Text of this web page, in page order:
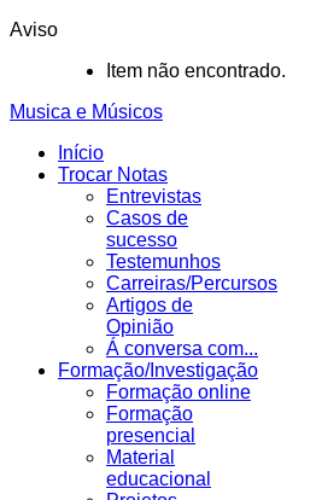
Aviso
Item não encontrado.
Musica e Músicos
Início
Trocar Notas
Entrevistas
Casos de
sucesso
Testemunhos
Carreiras/Percursos
Artigos de
Opinião
Á conversa com...
Formação/Investigação
Formação online
Formação
presencial
Material
educacional